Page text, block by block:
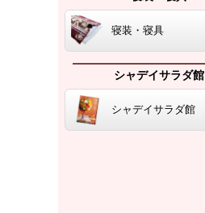
寝装・寝具
シャデイサラダ館
シャデイサラダ館